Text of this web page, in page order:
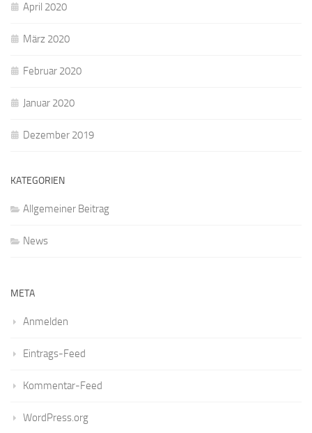
April 2020
März 2020
Februar 2020
Januar 2020
Dezember 2019
KATEGORIEN
Allgemeiner Beitrag
News
META
Anmelden
Eintrags-Feed
Kommentar-Feed
WordPress.org